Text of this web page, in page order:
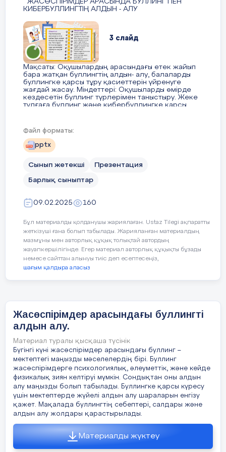
– өз атауын ағылшын тіліндегі bull
шабуыл жасау, ашулану, ренжіту,
арандату, тиісу, қорқыту, жәбірлеу».
құрдастарының салған
Оқушыларға сұрақ қойылады: Әр
адам үшін кибербуллингтің
неде?
(Оқушылардың жауаптары)
виртуалдылығына қарамастан өте
II. Негізгі бөлім
Топтық жұмыс
Мақсаты: кибербуллингке қарсы
тұру үшін шешімдер әзірлеуге
ынталандыру.
ЖАСӨСПІРІМДЕР АРАСЫНДА БУЛЛИНГ ПЕН
КИБЕРБУЛЛИНГТІҢ АЛДЫН - АЛУ
3 слайд
Мақсаты: Оқушылардың арасындағы етек жайып
бара жатқан буллингтің алдын- алу, балаларды
буллингке қарсы тұру қасиеттерін үйренуге
жағдай жасау. Міндеттері: Оқушыларды өмірде
кездесетін буллинг түрлерімен таныстыру. Жеке
тұлғаға буллинг және кибербуллингке қарсы
Оқушыларда буллингке қарсы көзқарас
қалыптастыру және адамгершілік қасиеттерін
дамыту.
Буллинг
S L I D E S M A N I A . C O M G R O U P S Буллинг
(bullying) – ағылшын тілінен аударғанда, қорлау,
қудалау, мазалау дегенді білдіреді. Адам үйде,
мектепте, автобуста немесе интернетте, жалпы
айтатын болсақ, кезкелген жерде буллингке
ұшырауы мүмкін. Бұл кез келген адамның басында
«Кибербуллинг» кезінде адам үнемі онлайн
қудалауға ұшырайды. Оған қорлайтын
хабарламалар жіберіліп, желіде оның фотолары
мен видеоларының беделін түсіретін
хабарламалар жарияланады. Кейде агрессорлар
өздерінің құрбандарын қорлау үшін жалған веб-
сайтты жасайды немесе онда олар
компроматтарды жариялайды .
7 слайд
«Буллингтің қандай түрлері бар? Қарым-
қатынаста – жағымсыз, ерекше мінез- құлық,
«азаптаушы» мінез-құлық, қауесеттің таралуы,
әлеуметтік оқшаулану (мысалы, кітаптарын
жасырып қою, қорқыту әрекеттері). Физикалық –
Файл форматы:
pptx
Сынып жетекші Презентация
Барлық сыныптар
09.02.2025 160
Бұл материалды қолданушы жариялаған. Ustaz Tilegi ақпаратты
жеткізуші ғана болып табылады. Жарияланған материалдың
мазмұны мен авторлық құқық толықтай автордың
жауапкершілігінде. Егер материал авторлық құқықты бұзады
немесе сайттан алынуы тиіс деп есептесеңіз,
шағым қалдыра аласыз
Жасөспірімдер арасындағы буллингті
алдын алу.
Материал туралы қысқаша түсінік
Бүгінгі күні жасөспірімдер арасындағы буллинг –
мектептегі маңызды мәселелердің бірі. Буллинг
жасөспірімдерге психологиялық, әлеуметтік, және кейде
физикалық зиян келтіруі мүмкін. Сондықтан оны алдын
алу маңызды болып табылады. Буллингке қарсы күресу
үшін мектептерде жүйелі алдын алу шараларын енгізу
қажет. Мақалада буллингтің себептері, салдары және
алдын алу жолдары қарастырылады.
Материалды жүктеу